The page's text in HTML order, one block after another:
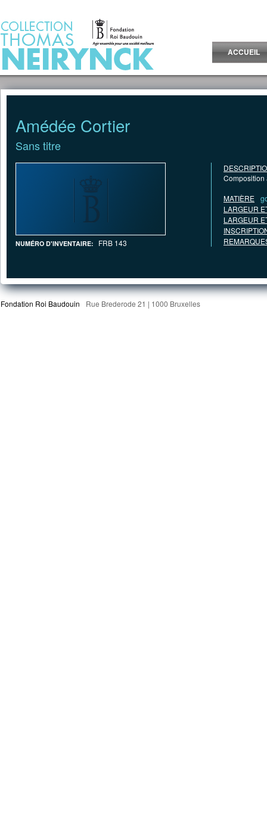
ACCUEIL
Amédée Cortier
Sans titre
NUMÉRO D'INVENTAIRE: FRB 143
Composition
MATIÈRE
LARGEUR
LARGEUR
Fondation Roi Baudouin Rue Brederode 21 | 1000 Bruxelles